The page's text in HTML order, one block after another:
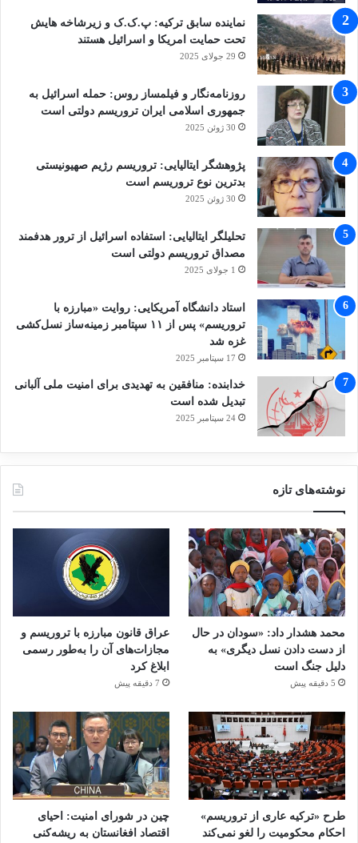
نماینده سابق ترکیه: پ.ک.ک و زیرشاخه هایش
تحت حمایت امریکا و اسرائیل هستند
29 جولای 2025
روزنامه‌نگار و فیلمساز روس: حمله اسرائیل به
جمهوری اسلامی ایران تروریسم دولتی است
30 ژوئن 2025
پژوهشگر ایتالیایی: تروریسم رژیم صهیونیستی
بدترین نوع تروریسم است
30 ژوئن 2025
تحلیلگر ایتالیایی: استفاده اسرائیل از ترور هدفمند
مصداق تروریسم دولتی است
1 جولای 2025
استاد دانشگاه آمریکایی: روایت «مبارزه با
تروریسم» پس از ۱۱ سپتامبر زمینه‌ساز نسل‌کشی
غزه شد
17 سپتامبر 2025
خدابنده: منافقین به تهدیدی برای امنیت ملی آلبانی
تبدیل شده است
24 سپتامبر 2025
نوشته‌های تازه
محمد هشدار داد: «سودان در حال
از دست دادن نسل دیگری» به
دلیل جنگ است
5 دقیقه پیش
عراق قانون مبارزه با تروریسم و
مجازات‌های آن را به‌طور رسمی
ابلاغ کرد
7 دقیقه پیش
طرح «ترکیه عاری از تروریسم»
احکام محکومیت را لغو نمی‌کند
چین در شورای امنیت: احیای
اقتصاد افغانستان به ریشه‌کنی